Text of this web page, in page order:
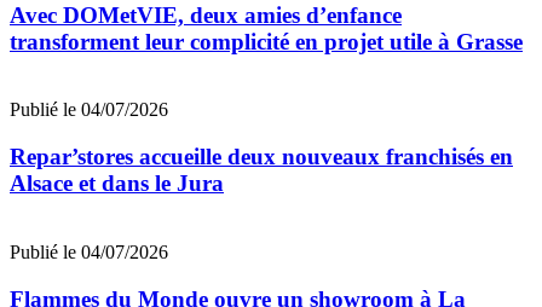
Avec DOMetVIE, deux amies d’enfance
transforment leur complicité en projet utile à Grasse
Publié le 04/07/2026
Repar’stores accueille deux nouveaux franchisés en
Alsace et dans le Jura
Publié le 04/07/2026
Flammes du Monde ouvre un showroom à La